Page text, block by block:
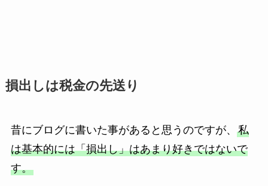
損出しは税金の先送り
昔にブログに書いた事があると思うのですが、 私
は基本的には「損出し」はあまり好きではないで
す。